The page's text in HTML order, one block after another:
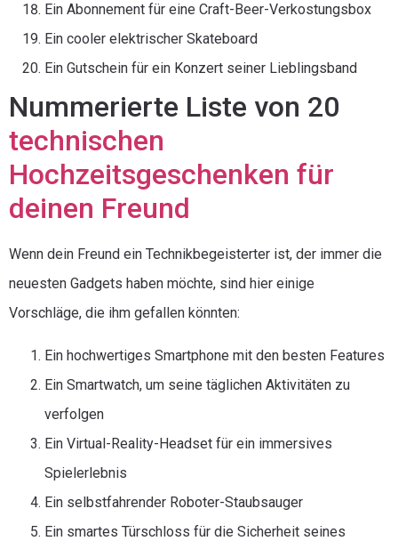
Ein Abonnement für eine Craft-Beer-Verkostungsbox
Ein cooler elektrischer Skateboard
Ein Gutschein für ein Konzert seiner Lieblingsband
Nummerierte Liste von 20
technischen
Hochzeitsgeschenken für
deinen Freund
Wenn dein Freund ein Technikbegeisterter ist, der immer die
neuesten Gadgets haben möchte, sind hier einige
Vorschläge, die ihm gefallen könnten:
Ein hochwertiges Smartphone mit den besten Features
Ein Smartwatch, um seine täglichen Aktivitäten zu
verfolgen
Ein Virtual-Reality-Headset für ein immersives
Spielerlebnis
Ein selbstfahrender Roboter-Staubsauger
Ein smartes Türschloss für die Sicherheit seines